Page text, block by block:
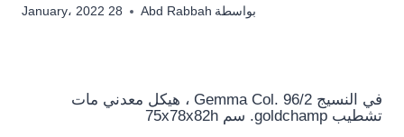
بواسطة Abd Rabbah 28 January، 2022
في النسيج Gemma Col. 96/2 ، هيكل معدني مات
تشطيب goldchamp. سم 75x78x82h